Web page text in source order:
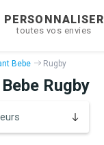
PERSONNALISER
toutes vos envies
Bebe Rugby
Rugby